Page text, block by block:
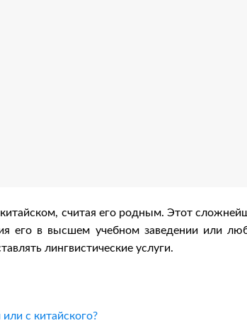
считая его родным. Этот
его в высшем учебном заведении или
лингвистические услуги.
с китайского?